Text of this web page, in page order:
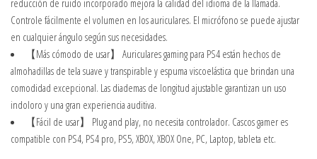
reducción de ruido incorporado mejora la calidad del idioma de la llamada.
Controle fácilmente el volumen en los auriculares. El micrófono se puede ajustar
en cualquier ángulo según sus necesidades.
【Más cómodo de usar】 Auriculares gaming para PS4 están hechos de
almohadillas de tela suave y transpirable y espuma viscoelástica que brindan una
comodidad excepcional. Las diademas de longitud ajustable garantizan un uso
indoloro y una gran experiencia auditiva.
【Fácil de usar】 Plug and play, no necesita controlador. Cascos gamer es
compatible con PS4, PS4 pro, PS5, XBOX, XBOX One, PC, Laptop, tableta etc.